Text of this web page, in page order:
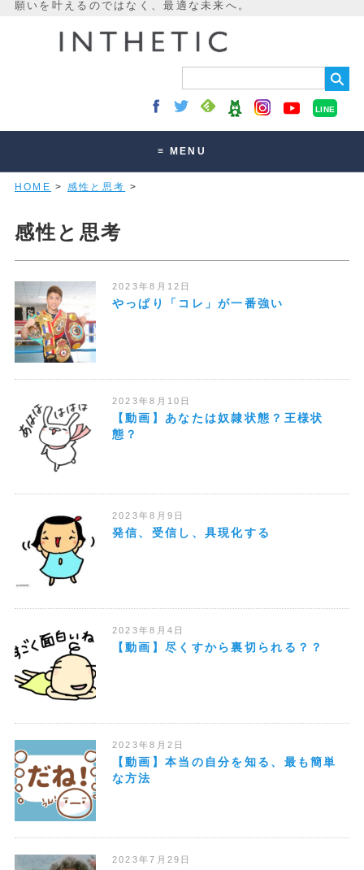
LINE
≡ MENU
読みもの
HOME > 感性と思考 >
感性と思考
2023年8月12日
やっぱり「コレ」が一番強い
2023年8月10日
【動画】あなたは奴隷状態？王様状
態？
2023年8月9日
発信、受信し、具現化する
2023年8月4日
【動画】尽くすから裏切られる？？
2023年8月2日
【動画】本当の自分を知る、最も簡単
な方法
2023年7月29日